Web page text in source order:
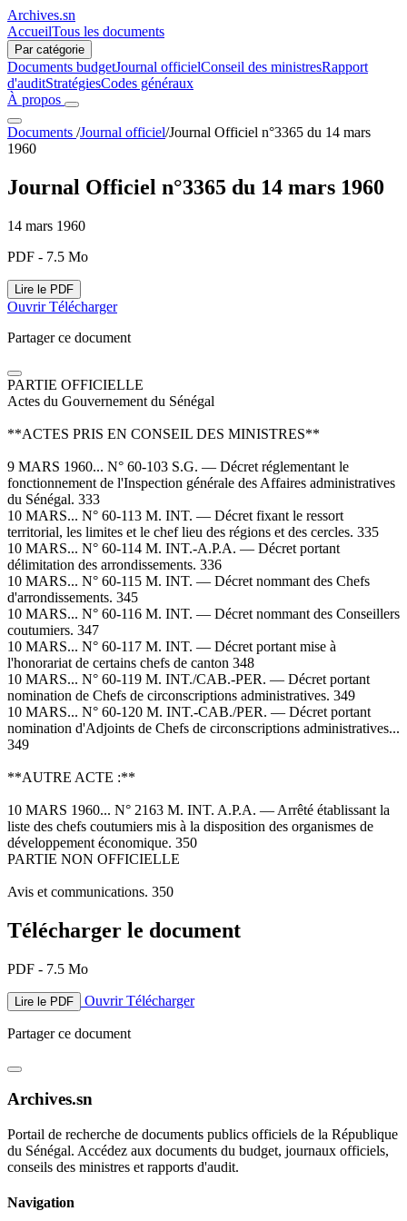
Archives.sn
AccueilTous les documents
Par catégorie
Documents budgetJournal officielConseil des ministresRapport
d'auditStratégiesCodes généraux
À propos
Documents /Journal officiel/Journal Officiel n°3365 du 14 mars
1960
Journal Officiel n°3365 du 14 mars 1960
14 mars 1960
PDF - 7.5 Mo
Lire le PDF
OuvrirTélécharger
Partager ce document
PARTIE OFFICIELLE
Actes du Gouvernement du Sénégal
**ACTES PRIS EN CONSEIL DES MINISTRES**
9 MARS 1960... N° 60-103 S.G. — Décret réglementant le
fonctionnement de l'Inspection générale des Affaires administratives
du Sénégal. 333
10 MARS... N° 60-113 M. INT. — Décret fixant le ressort
territorial, les limites et le chef lieu des régions et des cercles. 335
10 MARS... N° 60-114 M. INT.-A.P.A. — Décret portant
délimitation des arrondissements. 336
10 MARS... N° 60-115 M. INT. — Décret nommant des Chefs
d'arrondissements. 345
10 MARS... N° 60-116 M. INT. — Décret nommant des Conseillers
coutumiers. 347
10 MARS... N° 60-117 M. INT. — Décret portant mise à
l'honorariat de certains chefs de canton 348
10 MARS... N° 60-119 M. INT./CAB.-PER. — Décret portant
nomination de Chefs de circonscriptions administratives. 349
10 MARS... N° 60-120 M. INT.-CAB./PER. — Décret portant
nomination d'Adjoints de Chefs de circonscriptions administratives...
349
**AUTRE ACTE :**
10 MARS 1960... N° 2163 M. INT. A.P.A. — Arrêté établissant la
liste des chefs coutumiers mis à la disposition des organismes de
développement économique. 350
PARTIE NON OFFICIELLE
Avis et communications. 350
Télécharger le document
PDF - 7.5 Mo
Lire le PDF OuvrirTélécharger
Partager ce document
Archives.sn
Portail de recherche de documents publics officiels de la République
du Sénégal. Accédez aux documents du budget, journaux officiels,
conseils des ministres et rapports d'audit.
Navigation